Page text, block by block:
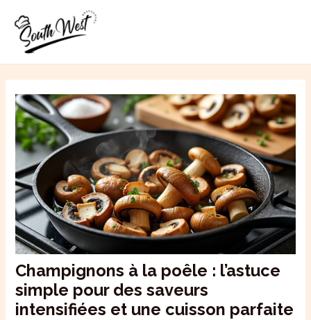
contenu
Champignons à la poêle : l’astuce
simple pour des saveurs
intensifiées et une cuisson parfaite